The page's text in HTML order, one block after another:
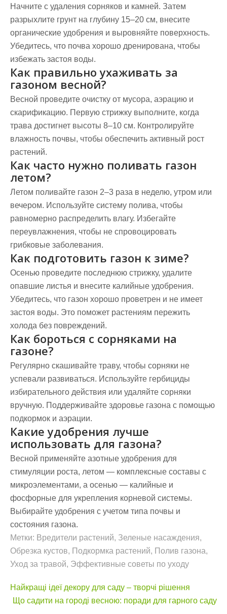
Начните с удаления сорняков и камней. Затем
разрыхлите грунт на глубину 15–20 см, внесите
органические удобрения и выровняйте поверхность.
Убедитесь, что почва хорошо дренирована, чтобы
избежать застоя воды.
Как правильно ухаживать за
газоном весной?
Весной проведите очистку от мусора, аэрацию и
скарификацию. Первую стрижку выполните, когда
трава достигнет высоты 8–10 см. Контролируйте
влажность почвы, чтобы обеспечить активный рост
растений.
Как часто нужно поливать газон
летом?
Летом поливайте газон 2–3 раза в неделю, утром или
вечером. Используйте систему полива, чтобы
равномерно распределить влагу. Избегайте
переувлажнения, чтобы не спровоцировать
грибковые заболевания.
Как подготовить газон к зиме?
Осенью проведите последнюю стрижку, удалите
опавшие листья и внесите калийные удобрения.
Убедитесь, что газон хорошо проветрен и не имеет
застоя воды. Это поможет растениям пережить
холода без повреждений.
Как бороться с сорняками на
газоне?
Регулярно скашивайте траву, чтобы сорняки не
успевали развиваться. Используйте гербициды
избирательного действия или удаляйте сорняки
вручную. Поддерживайте здоровье газона с помощью
подкормок и аэрации.
Какие удобрения лучше
использовать для газона?
Весной применяйте азотные удобрения для
стимуляции роста, летом — комплексные составы с
микроэлементами, а осенью — калийные и
фосфорные для укрепления корневой системы.
Выбирайте удобрения с учетом типа почвы и
состояния газона.
Метки: Вредители растений, Зеленые насаждения,
Обрезка кустов, Подкормка растений, Полив газона,
Уход за травой, Эффективные советы по уходу
Навигация
по
Найкращі ідеї декору для саду – творчі рішення
Що садити на городі весною: поради для гарного саду